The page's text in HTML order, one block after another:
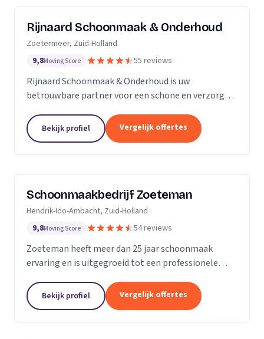
Rijnaard Schoonmaak & Onderhoud
Zoetermeer, Zuid-Holland
9,8Moving Score 55 reviews
Rijnaard Schoonmaak & Onderhoud is uw
betrouwbare partner voor een schone en verzorgde
goed georganiseerd schoonmaakbedrijf uit
Zoetermeer, bieden wij...
Bekijk profiel Vergelijk offertes
Schoonmaakbedrijf Zoeteman
Hendrik-Ido-Ambacht, Zuid-Holland
9,8Moving Score 54 reviews
Zoeteman heeft meer dan 25 jaar schoonmaak
ervaring en is uitgegroeid tot een professionele
medewerkers zijn we actief in de regio Rotterdam,...
Bekijk profiel Vergelijk offertes